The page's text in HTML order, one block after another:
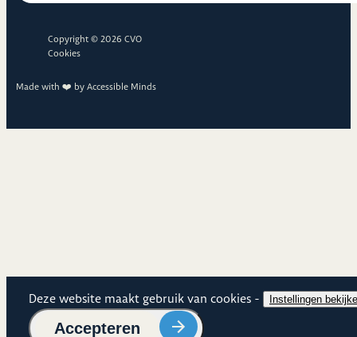
Cookies
Deze website maakt gebruik van cookies - Cookie
Instellingen
Cookies
Accepteren
Copyright © 2026 CVO
Cookies
Made with ❤️ by Accessible Minds